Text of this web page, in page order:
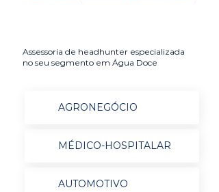
Assessoria de headhunter especializada
no seu segmento em Água Doce
AGRONEGÓCIO
MÉDICO-HOSPITALAR
AUTOMOTIVO